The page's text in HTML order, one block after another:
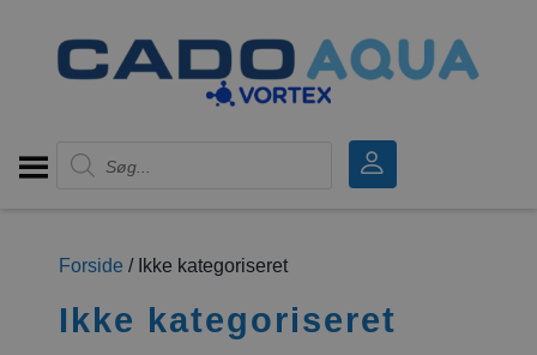
Products search
Forside / Ikke kategoriseret
Ikke kategoriseret